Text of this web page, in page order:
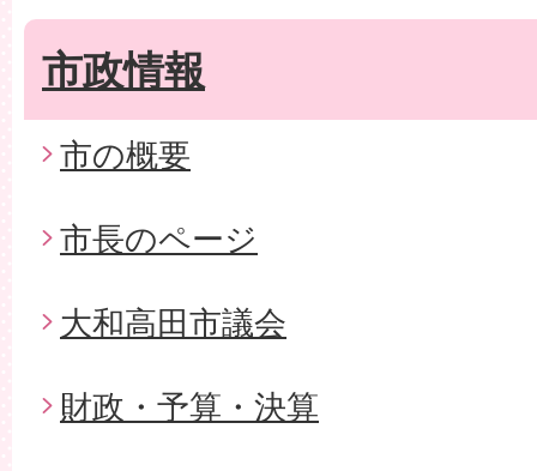
市政情報
市の概要
市長のページ
大和高田市議会
財政・予算・決算